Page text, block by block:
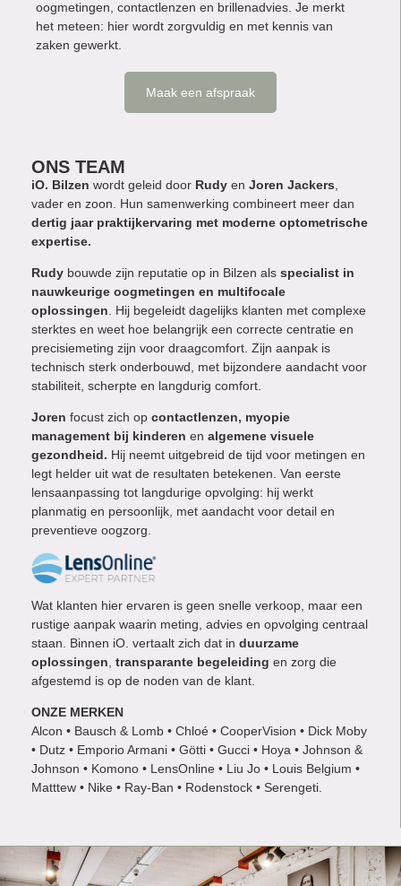
oogmetingen, contactlenzen en brillenadvies. Je merkt
het meteen: hier wordt zorgvuldig en met kennis van
zaken gewerkt.
Maak een afspraak
ONS TEAM
iO. Bilzen wordt geleid door Rudy en Joren Jackers,
vader en zoon. Hun samenwerking combineert meer dan
dertig jaar praktijkervaring met moderne optometrische
expertise.
Rudy bouwde zijn reputatie op in Bilzen als specialist in
nauwkeurige oogmetingen en multifocale
oplossingen. Hij begeleidt dagelijks klanten met complexe
sterktes en weet hoe belangrijk een correcte centratie en
precisiemeting zijn voor draagcomfort. Zijn aanpak is
technisch sterk onderbouwd, met bijzondere aandacht voor
stabiliteit, scherpte en langdurig comfort.
Joren focust zich op contactlenzen, myopie
management bij kinderen en algemene visuele
gezondheid. Hij neemt uitgebreid de tijd voor metingen en
legt helder uit wat de resultaten betekenen. Van eerste
lensaanpassing tot langdurige opvolging: hij werkt
planmatig en persoonlijk, met aandacht voor detail en
preventieve oogzorg.
Wat klanten hier ervaren is geen snelle verkoop, maar een
rustige aanpak waarin meting, advies en opvolging centraal
staan. Binnen iO. vertaalt zich dat in duurzame
oplossingen, transparante begeleiding en zorg die
afgestemd is op de noden van de klant.
ONZE MERKEN
Alcon • Bausch & Lomb • Chloé • CooperVision • Dick Moby
• Dutz • Emporio Armani • Götti • Gucci • Hoya • Johnson &
Johnson • Komono • LensOnline • Liu Jo • Louis Belgium •
Matttew • Nike • Ray-Ban • Rodenstock • Serengeti.